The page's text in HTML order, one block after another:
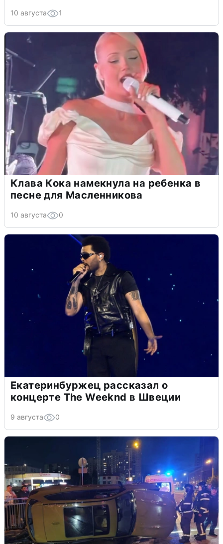
10 августа 1
Клава Кока намекнула на ребенка в
песне для Масленникова
10 августа 0
Екатеринбуржец рассказал о
концерте The Weeknd в Швеции
9 августа 0